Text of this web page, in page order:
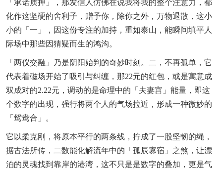
「承诺质押」，那发信人仿佛在说我将我的整个注意力，都
化作这坚硬的舍利子，赠予你，除你之外，万物退散，这小
小的「一」，因这份专注的加持，重如泰山，能瞬间填平人
际场中那些因猜疑而生的鸿沟。
「两仪交融」乃是阴阳始判的奇妙时刻。二，不再孤单，它
代表着磁场开始了吸引与纠缠，那22元的红包，或是寓意成
双成对的2.22元，调动的是命理中的「夫妻宫」能量，即这
个数字的出现，强行将两个人的气场拉近，形成一种微妙的
「鸳鸯合」。
它以柔克刚，将原本平行的两条线，拧成了一股坚韧的绳，
据古法所传，二数能化解流年中的「孤辰寡宿」之煞，让漂
泊的灵魂找到靠岸的港湾，这不只是是数字的叠加，更是气